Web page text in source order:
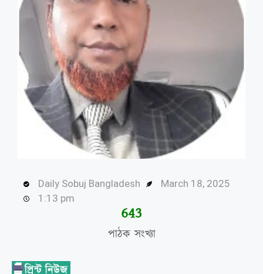
Daily Sobuj Bangladesh
March 18, 2025
1:13 pm
পাঠক সংখ্যা
645